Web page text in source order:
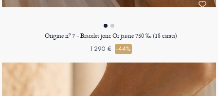
Origine nº 7 - Bracelet jonc Or jaune 750 ‰ (18 carats)
1290 € -44%